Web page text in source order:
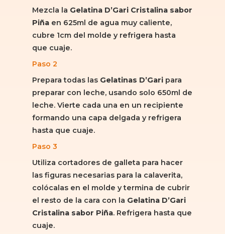
Mezcla la Gelatina D’Gari Cristalina sabor
Piña en 625ml de agua muy caliente,
cubre 1cm del molde y refrigera hasta
que cuaje.
Paso 2
Prepara todas las Gelatinas D’Gari para
preparar con leche, usando solo 650ml de
leche. Vierte cada una en un recipiente
formando una capa delgada y refrigera
hasta que cuaje.
Paso 3
Utiliza cortadores de galleta para hacer
las figuras necesarias para la calaverita,
colócalas en el molde y termina de cubrir
el resto de la cara con la Gelatina D’Gari
Cristalina sabor Piña. Refrigera hasta que
cuaje.